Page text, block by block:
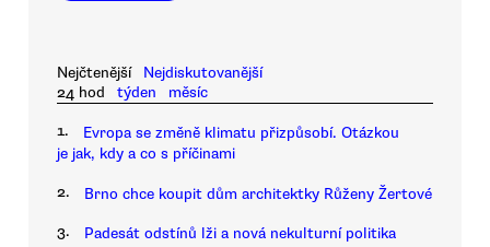
Nejčtenější
Nejdiskutovanější
24 hod
týden měsíc
1.
Evropa se změně klimatu přizpůsobí. Otázkou
je jak, kdy a co s příčinami
2. Brno chce koupit dům architektky Růženy Žertové
3. Padesát odstínů lži a nová nekulturní politika